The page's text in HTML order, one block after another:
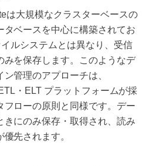
は大規模なクラスターベースの
タベースを中心に構築されてお
ルシステムとは異なり、受信
みを保存します。このようなデ
管理のアプローチは、
・ELT プラットフォームが採
フローの原則と同様です。デー
きにのみ保存・取得され、読み
先されます。